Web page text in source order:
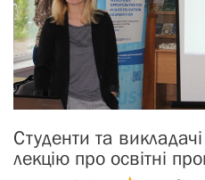
Студенти та
лекцію про освітні